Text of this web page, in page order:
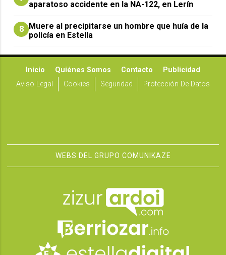
aparatoso accidente en la NA-122, en Lerín
8 Muere al precipitarse un hombre que huía de la
policía en Estella
Inicio Quiénes Somos Contacto
Publicidad
Aviso Legal
Cookies Seguridad Protección De Datos
WEBS DEL GRUPO COMUNIKAZE